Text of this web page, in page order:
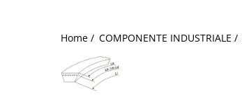
MULTIMATERIAL
Home / COMPONENTE INDUSTRIALE /